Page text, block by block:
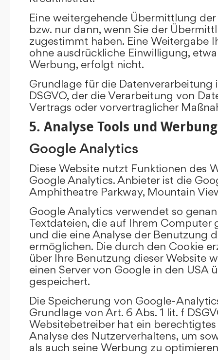
Eine weitergehende Übermittlung
bzw. nur dann, wenn Sie der
zugestimmt haben. Eine Weitergabe
ohne ausdrückliche Einwilligung,
Werbung, erfolgt nicht.
Grundlage für die Datenverarbeitung
DSGVO, der die Verarbeitung von
Vertrags oder vorvertraglicher
5. Analyse Tools und Werbung
Google Analytics
Diese Website nutzt Funktionen des
Google Analytics. Anbieter ist die
Amphitheatre Parkway, Mountain
Google Analytics verwendet so
Textdateien, die auf Ihrem Computer
und die eine Analyse der Benutzung
ermöglichen. Die durch den Cookie
über Ihre Benutzung dieser Website
einen Server von Google in den USA
gespeichert.
Die Speicherung von Google-
Grundlage von Art. 6 Abs. 1 lit. f
Websitebetreiber hat ein berechtigtes
Analyse des Nutzerverhaltens, um
als auch seine Werbung zu